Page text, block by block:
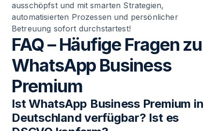
ausschöpfst und mit smarten Strategien,
automatisierten Prozessen und persönlicher
Betreuung sofort durchstartest!
FAQ – Häufige Fragen zu
WhatsApp Business
Premium
Ist WhatsApp Business Premium in
Deutschland verfügbar? Ist es